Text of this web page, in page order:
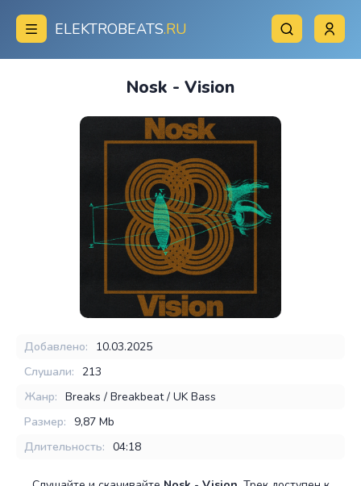
ELEKTROBEATS.RU
Nosk - Vision
Добавлено:
10.03.2025
Слушали:
213
Жанр: Breaks / Breakbeat / UK Bass
Размер:
9,87 Mb
Длительность: 04:18